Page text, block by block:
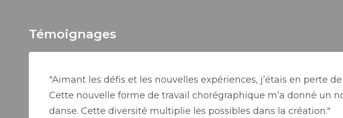
Témoignages
"Aimant les défis et les nouvelles expériences, j’étais en perte
Cette nouvelle forme de travail chorégraphique m’a donné un
danse. Cette diversité multiplie les possibles dans la création."